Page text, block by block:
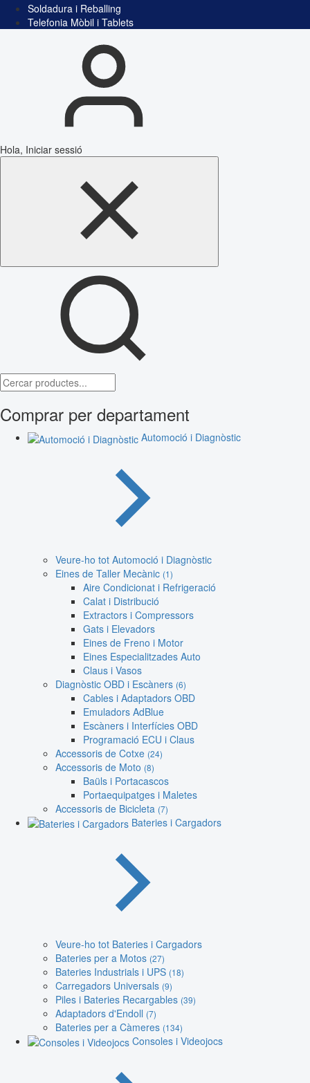
Soldadura i Reballing
Telefonia Mòbil i Tablets
Hola, Iniciar sessió
Comprar per departament
Automoció i Diagnòstic
Veure-ho tot Automoció i Diagnòstic
Eines de Taller Mecànic (1)
Aire Condicionat i Refrigeració
Calat i Distribució
Extractors i Compressors
Gats i Elevadors
Eines de Freno i Motor
Eines Especialitzades Auto
Claus i Vasos
Diagnòstic OBD i Escàners (6)
Cables i Adaptadors OBD
Emuladors AdBlue
Escàners i Interfícies OBD
Programació ECU i Claus
Accessoris de Cotxe (24)
Accessoris de Moto (8)
Baüls i Portacascos
Portaequipatges i Maletes
Accessoris de Bicicleta (7)
Bateries i Cargadors
Veure-ho tot Bateries i Cargadors
Bateries per a Motos (27)
Bateries Industrials i UPS (18)
Carregadors Universals (9)
Piles i Bateries Recargables (39)
Adaptadors d'Endoll (7)
Bateries per a Càmeres (134)
Consoles i Videojocs